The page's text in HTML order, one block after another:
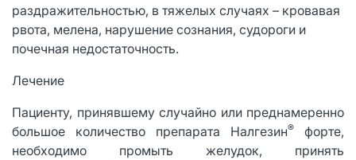
раздражительностью, в тяжелых случаях – кровавая
рвота, мелена, нарушение сознания, судороги и
почечная недостаточность.
Лечение
Пациенту, принявшему случайно или преднамеренно
большое количество препарата Налгезин®
форте,
необходимо промыть желудок, принять